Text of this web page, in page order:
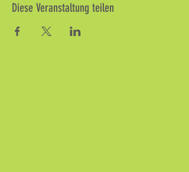
Diese Veranstaltung teilen